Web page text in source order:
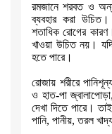
রমজানে শরবত ও
ব্যবহার করা উচিত।
শতাধিক রোগের
খাওয়া উচিত নয়।
হতে পারে।
রোজায় শরীরে
ও হাত-পা জ্বালাপোড়া,
দেখা দিতে পারে।
পানি, পানীয়,তরল